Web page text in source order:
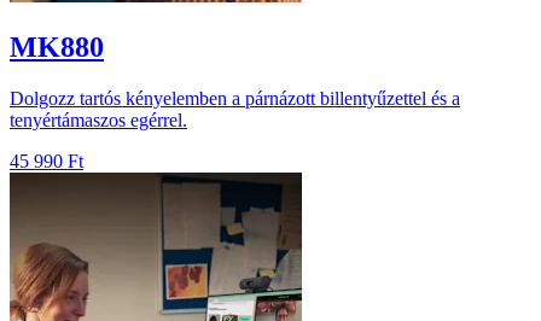
MK880
Dolgozz tartós kényelemben a párnázott billentyűzettel és a
tenyértámaszos egérrel.
45 990 Ft